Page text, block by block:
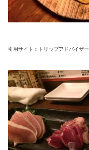
引用サイト：トリップアドバイザー